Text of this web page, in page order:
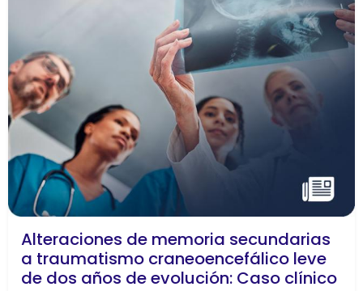
Alteraciones de memoria secundarias
a traumatismo craneoencefálico leve
de dos años de evolución: Caso clínico